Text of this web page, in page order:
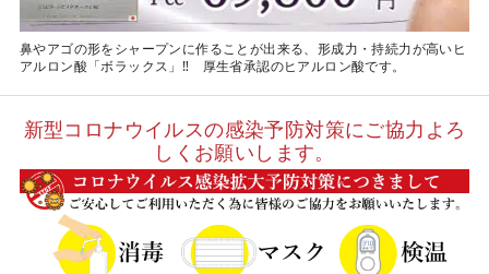
鼻やアゴの形をシャープンに作ることが出来る、形成力・持続力が高いヒ
アルロン酸「ボラックス」‼ 厚生省承認のヒアルロン酸です。
新型コロナウイルスの感染予防対策にご協力よろ
しくお願いします。